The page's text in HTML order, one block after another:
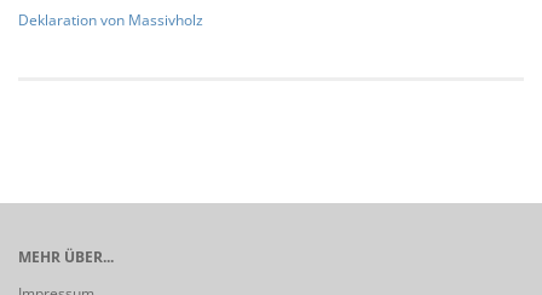
Deklaration von Massivholz
MEHR ÜBER...